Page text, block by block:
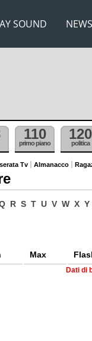
SOUND NEWS
110
primo piano
120
politica
Tv Almanacco
R S T U V W X Y
Max
Dati di